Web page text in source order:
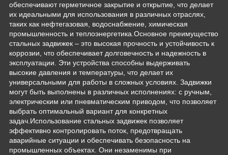
обеспечивают герметичное закрытие и открытие, что делает
их идеальными для использования в различных отраслях,
таких как нефтегазовая, водоснабжение, химическая
промышленность и теплоэнергетика.Основное преимущество
стальных задвижек – это высокая прочность и устойчивость к
коррозии, что обеспечивает долговечность и надежность в
эксплуатации. Эти устройства способны выдерживать
высокие давления и температуры, что делает их
универсальными для работы в сложных условиях. Задвижки
могут быть выполнены в различных исполнениях: с ручным,
электрическим или пневматическим приводом, что позволяет
выбрать оптимальный вариант для конкретных
задач.Использование стальных задвижек позволяет
эффективно контролировать поток, предотвращать
аварийные ситуации и обеспечивать безопасность на
промышленных объектах. Они незаменимы при